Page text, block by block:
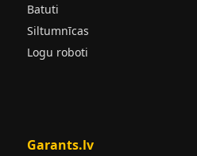
Batuti
Siltumnīcas
Logu roboti
Garants.lv